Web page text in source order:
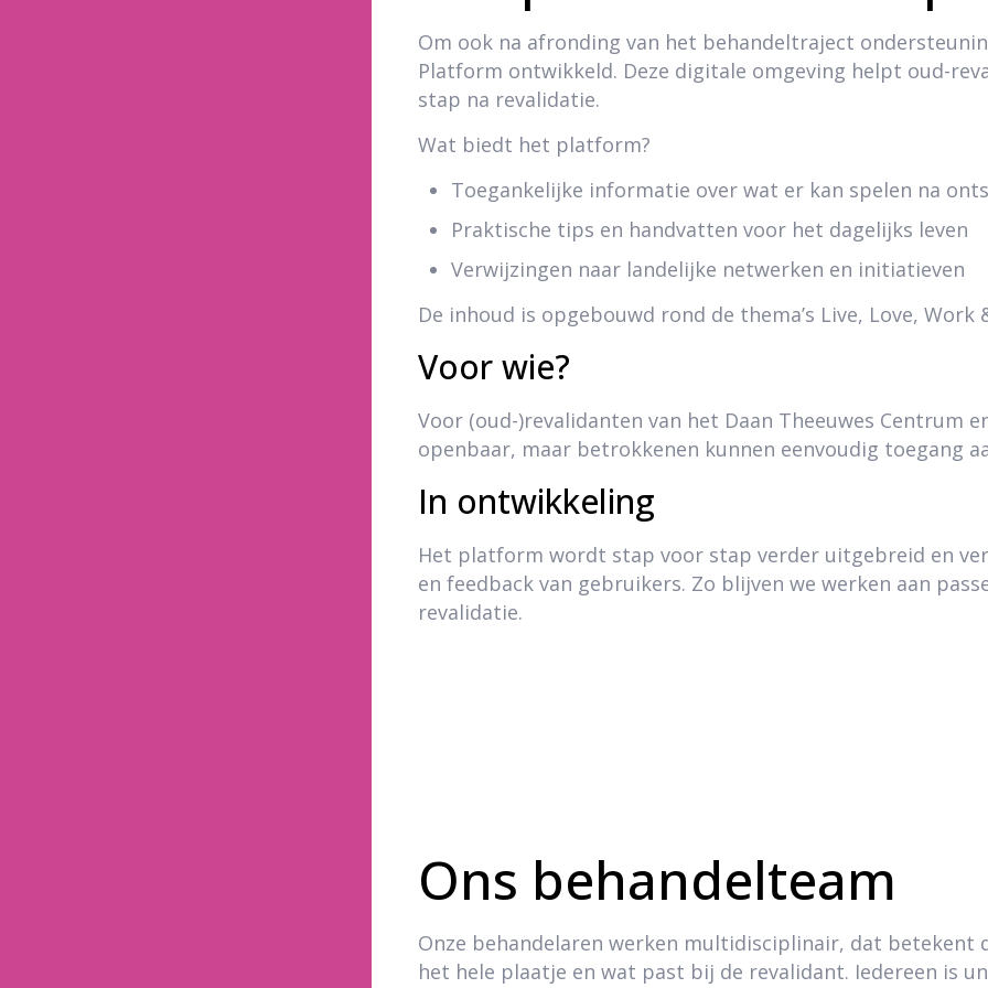
Om ook na afronding van het behandeltraject
Platform ontwikkeld. Deze digitale omgeving helpt oud-
stap na revalidatie.
Wat biedt het platform?
Toegankelijke informatie over wat er kan spelen na
Praktische tips en handvatten voor het dagelijks leven
Verwijzingen naar landelijke netwerken en initiatieven
De inhoud is opgebouwd rond de thema’s Live, Love, Work
Voor wie?
Voor (oud-)revalidanten van het Daan Theeuwes Centrum
openbaar, maar betrokkenen kunnen eenvoudig toegang
In ontwikkeling
Het platform wordt stap voor stap verder uitgebreid en
en feedback van gebruikers. Zo blijven we werken aan
revalidatie.
Ons behandelteam
Onze behandelaren werken multidisciplinair, dat betekent
het hele plaatje en wat past bij de revalidant. Iedereen is